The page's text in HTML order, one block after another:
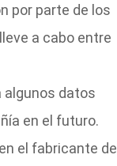
por parte de los
a cabo entre
algunos datos
en el futuro.
el fabricante de